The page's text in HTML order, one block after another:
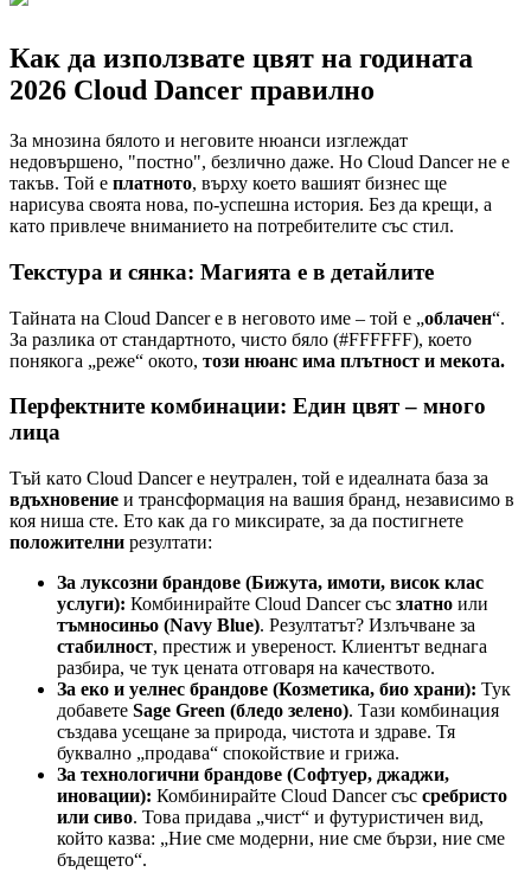
Как да използвате цвят на годината
2026 Cloud Dancer правилно
За мнозина бялото и неговите нюанси изглеждат
недовършено, "постно", безлично даже. Но Cloud Dancer не е
такъв. Той е платното, върху което вашият бизнес ще
нарисува своята нова, по-успешна история. Без да крещи, а
като привлече вниманието на потребителите със стил.
Текстура и сянка: Магията е в детайлите
Тайната на Cloud Dancer е в неговото име – той е „облачен“.
За разлика от стандартното, чисто бяло (#FFFFFF), което
понякога „реже“ окото, този нюанс има плътност и мекота.
Перфектните комбинации: Един цвят – много
лица
Тъй като Cloud Dancer е неутрален, той е идеалната база за
вдъхновение и трансформация на вашия бранд, независимо в
коя ниша сте. Ето как да го миксирате, за да постигнете
положителни резултати:
За луксозни брандове (Бижута, имоти, висок клас
услуги): Комбинирайте Cloud Dancer със златно или
тъмносиньо (Navy Blue). Резултатът? Излъчване за
стабилност, престиж и увереност. Клиентът веднага
разбира, че тук цената отговаря на качеството.
За еко и уелнес брандове (Козметика, био храни): Тук
добавете Sage Green (бледо зелено). Тази комбинация
създава усещане за природа, чистота и здраве. Тя
буквално „продава“ спокойствие и грижа.
За технологични брандове (Софтуер, джаджи,
иновации): Комбинирайте Cloud Dancer със сребристо
или сиво. Това придава „чист“ и футуристичен вид,
който казва: „Ние сме модерни, ние сме бързи, ние сме
бъдещето“.